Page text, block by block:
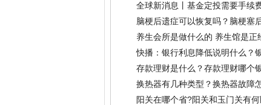
全球新消息丨基金定投需要手续
脑梗后遗症可以恢复吗？脑梗塞
养生会所是做什么的 养生馆是正
快播：银行利息降低说明什么？
存款理财是什么？存款理财哪个
换热器有几种类型？换热器故障
阳关在哪个省?阳关和玉门关有